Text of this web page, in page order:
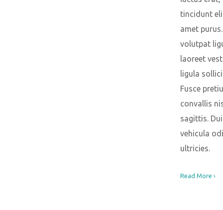
tincidunt
amet
volutpat
laoreet
ligula
Fusce
convallis
sagittis.
vehicula
ultricies.
Read More ›